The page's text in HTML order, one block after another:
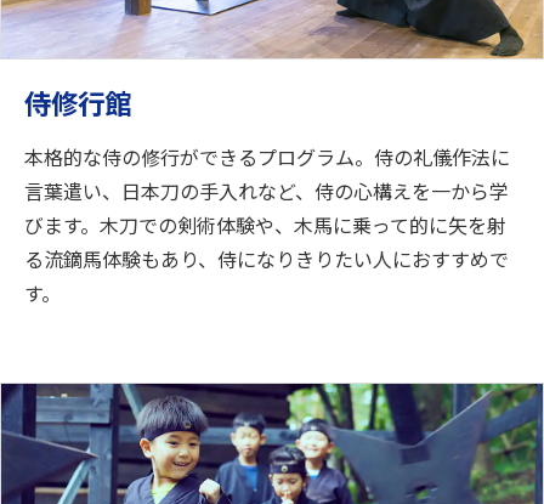
侍修行館
本格的な侍の修行ができるプログラム。侍の礼儀作法に
言葉遣い、日本刀の手入れなど、侍の心構えを一から学
びます。木刀での剣術体験や、木馬に乗って的に矢を射
る流鏑馬体験もあり、侍になりきりたい人におすすめで
す。